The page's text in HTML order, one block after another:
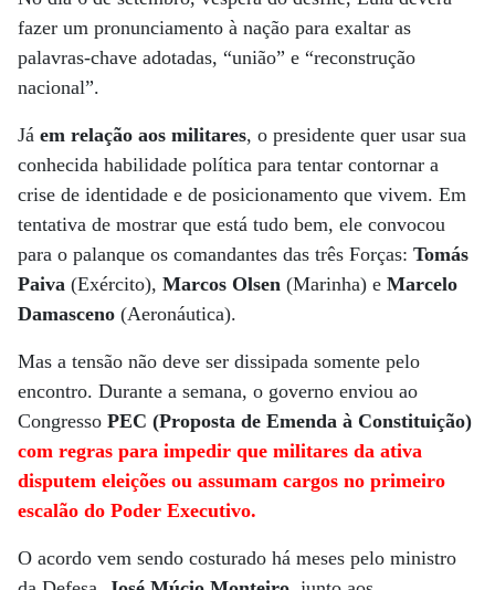
fazer um pronunciamento à nação para exaltar as
palavras-chave adotadas, “união” e “reconstrução
nacional”.
Já em relação aos militares, o presidente quer usar sua
conhecida habilidade política para tentar contornar a
crise de identidade e de posicionamento que vivem. Em
tentativa de mostrar que está tudo bem, ele convocou
para o palanque os comandantes das três Forças: Tomás
Paiva (Exército), Marcos Olsen (Marinha) e Marcelo
Damasceno (Aeronáutica).
Mas a tensão não deve ser dissipada somente pelo
encontro. Durante a semana, o governo enviou ao
Congresso PEC (Proposta de Emenda à Constituição)
com regras para impedir que militares da ativa
disputem eleições ou assumam cargos no primeiro
escalão do Poder Executivo.
O acordo vem sendo costurado há meses pelo ministro